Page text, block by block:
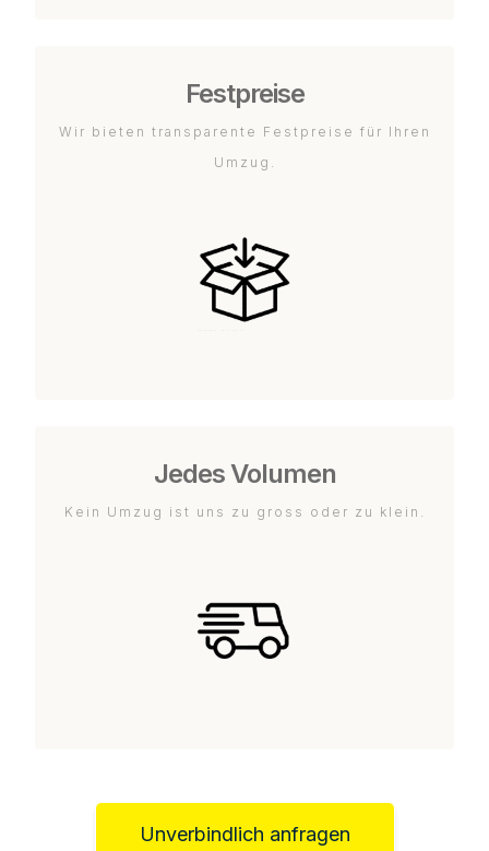
Festpreise
Wir bieten transparente Festpreise für Ihren
Umzug.
Jedes Volumen
Kein Umzug ist uns zu gross oder zu klein.
Unverbindlich anfragen